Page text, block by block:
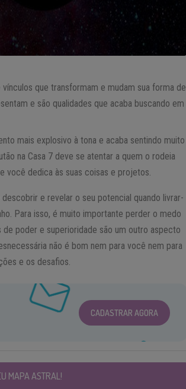
que transformam e mudam sua forma de
e são qualidades que acaba buscando em
mais explosivo à tona e acaba sentindo muito
na Casa 7 deve se atentar a quem o rodeia
você dedica às suas coisas e projetos.
e revelar o seu potencial quando livrar-
Para isso, é muito importante perder o medo
poder e superioridade são um outro aspecto
não é bom nem para você nem para
e os desafios.
CADASTRAR AGORA
MAPA ASTRAL!